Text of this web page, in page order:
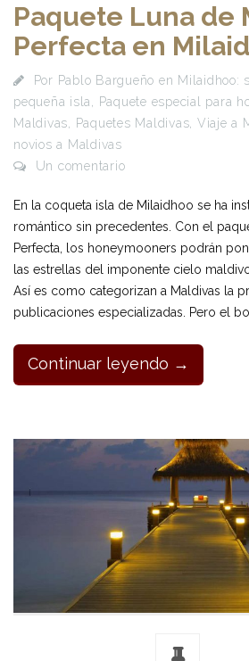
Paquete Luna de
Perfecta en
Por Pablo Bargueño en Milaidhoo:
pequeña isla
Paquete especial para
Maldivas
Paquetes Maldivas Viaje a
novios a Maldivas
Un comentario
En la coqueta isla de Milaidhoo se ha
romántico sin precedentes. Con el
Perfecta, los honeymooners podrán
las estrellas del imponente cielo
Así es como categorizan a Maldivas la
publicaciones especializadas. Pero el
Continuar leyendo →